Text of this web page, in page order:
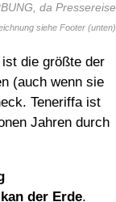
da Pressereise
die größte der
(auch wenn sie
Teneriffa ist
Jahren durch
der Erde.